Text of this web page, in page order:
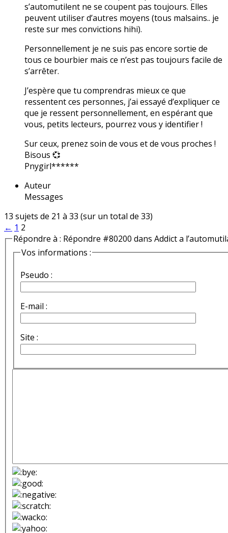
s’automutilent ne se coupent pas toujours. Elles
peuvent utiliser d’autres moyens (tous malsains.. je
reste sur mes convictions hihi).
Personnellement je ne suis pas encore sortie de
tous ce bourbier mais ce n’est pas toujours facile de
s’arrêter.
J’espère que tu comprendras mieux ce que
ressentent ces personnes, j’ai essayé d’expliquer ce
que je ressent personnellement, en espérant que
vous, petits lecteurs, pourrez vous y identifier !
Sur ceux, prenez soin de vous et de vous proches !
Bisous 💞
Pnygirl******
Auteur
Messages
13 sujets de 21 à 33 (sur un total de 33)
← 1 2
Répondre à : Répondre #80200 dans Addict a
Vos informations :
Pseudo :
E-mail :
Site :